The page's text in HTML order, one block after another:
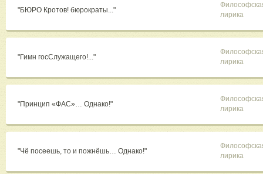
"БЮРО Кротов! бюрократы..."
лирика
"Гимн госСлужащего!..."
лирика
"Принцип «ФАС»… Однако!"
лирика
"Чё посеешь, то и пожнёшь… Однако!"
лирика